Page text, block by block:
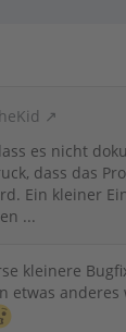
es nicht
dass das
Ein kleiner
...
kleinere
etwas